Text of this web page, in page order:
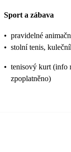
Sport a zábava
• pravidelné
• stolní tenis,
• tenisový kurt (info
zpoplatněno)